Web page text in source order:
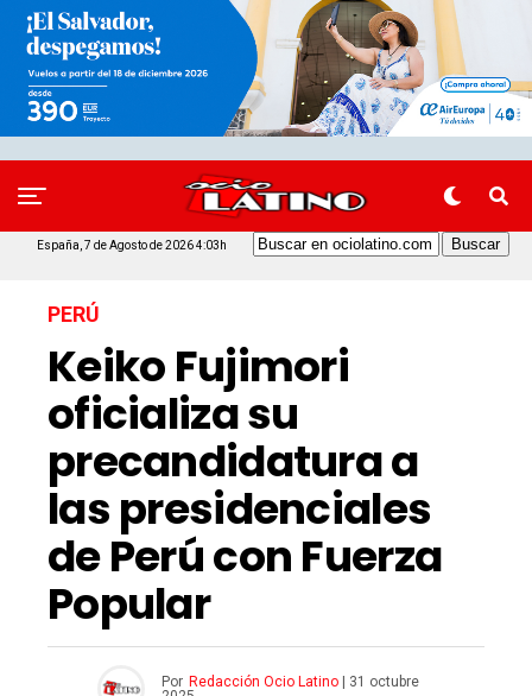
España, 7 de Agosto de 2026 4:03h
PERÚ
Keiko Fujimori
oficializa su
precandidatura a
las presidenciales
de Perú con Fuerza
Popular
Por Redacción Ocio Latino
31 octubre